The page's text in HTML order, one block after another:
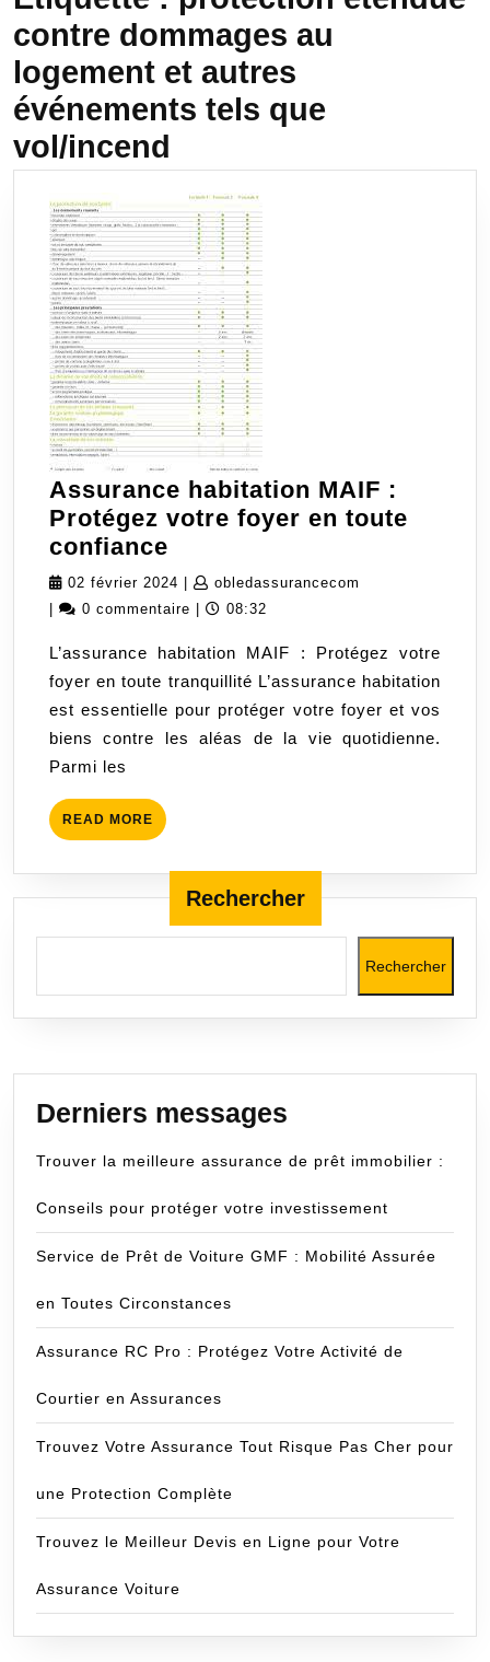
contre dommages au
logement et autres
événements tels que
vol/incend
Assurance habitation MAIF :
Protégez votre foyer en toute
confiance
habitation
MAIF
Protégez
votre
foyer
en
02 février 2024 02
février
obledassurancecom
0 commentaire 08:32
L’assurance habitation MAIF : Protégez votre
foyer en toute tranquillité L’assurance habitation
est essentielle pour protéger votre foyer et vos
biens contre les aléas de la vie quotidienne.
Parmi les
READ MORE READ
MORE
Rechercher
Rechercher
Derniers messages
Trouver la meilleure assurance de prêt immobilier :
Conseils pour protéger votre investissement
Service de Prêt de Voiture GMF : Mobilité Assurée
en Toutes Circonstances
Assurance RC Pro : Protégez Votre Activité de
Courtier en Assurances
Trouvez Votre Assurance Tout Risque Pas Cher pour
une Protection Complète
Trouvez le Meilleur Devis en Ligne pour Votre
Assurance Voiture